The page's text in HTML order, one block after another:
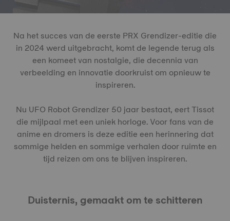
Na het succes van de eerste PRX Grendizer-editie die
in 2024 werd uitgebracht, komt de legende terug als
een komeet van nostalgie, die decennia van
verbeelding en innovatie doorkruist om opnieuw te
inspireren.
Nu UFO Robot Grendizer 50 jaar bestaat, eert Tissot
die mijlpaal met een uniek horloge. Voor fans van de
anime en dromers is deze editie een herinnering dat
sommige helden en sommige verhalen door ruimte en
tijd reizen om ons te blijven inspireren.
Duisternis, gemaakt om te schitteren